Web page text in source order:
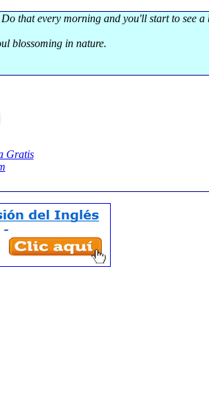
Do that every morning and you'll start to see
blossoming in nature.
Gratis